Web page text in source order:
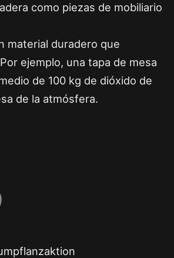
como piezas de mobiliario
material duradero que
ejemplo, una tapa de mesa
de 100 kg de dióxido de
de la atmósfera.